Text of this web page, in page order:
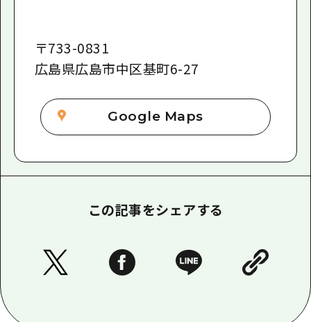
〒733-0831
広島県広島市中区基町6-27
Google Maps
この記事をシェアする